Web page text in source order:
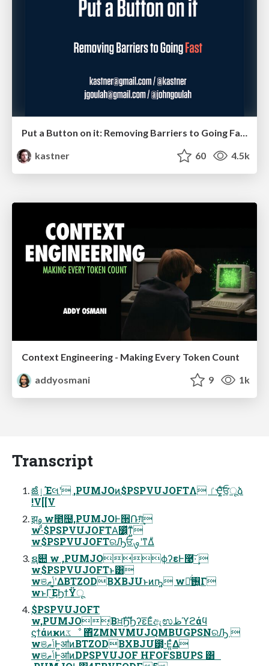
Put a Button on it: Removing Barriers to Going Fast.
kastner
60 4.5k
Context Engineering - Making Every Token Count
addyosmani
9 1k
Transcript
ౙٳΈલʹ ,PUMJOͷ$PSPVUJOFTΛ ٵҾ͍ͨ͠ਓ͕ू͏ձ
!V[[V
झࢫ w೥຤,PUMJOͰ੒Ռग़ͧ͢
w·ͩ$PSPVUJOFTΑ͘෼͔ͬͯͳ͍ͧ
w$PSPVUJOFTରԠਓࡐʹͳΔͧ
ຊ୊ w ,PUMJOϕʔεͰ࿩͠·͢ 
w$PSPVUJOFTͱ͸
wଞݴޠʹ͓͚ΔBTZODBXBJUͱͷҧ͍ w࢖͍ํͬ͘͟Γ
wͱΓ͜ΕϦϯΫू
$PSPVUJOFT
w,PUMJO͔Βਖ਼ࣜϦϦʔε͞Εͨඇಉظϓϩάϥ
ϛϯάͷҝͷػೳ ΋ͪΖΜNVMUJQMBUGPSNରԠ 
wଞݴޠͰ͍͏ॴͷBTZODBXBJU౳ؚ͕·Ε͍ͯΔ
wଞݴޠͰ͍͏ॴͷDPSPVUJOF HFOFSBUPS ͸